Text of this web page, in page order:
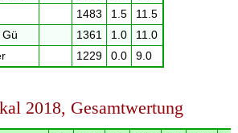
1483 1.5
11.5
Gü 1361 1.0
11.0
1229 0.0 9.0
2018, Gesamtwertung